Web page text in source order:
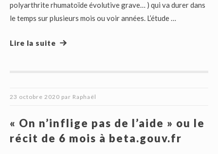
polyarthrite rhumatoïde évolutive grave… ) qui va durer dans
le temps sur plusieurs mois ou voir années. L’étude …
Lire la suite
23 octobre 2020 par Raphaël
« On n’inflige pas de l’aide » ou le
récit de 6 mois à beta.gouv.fr